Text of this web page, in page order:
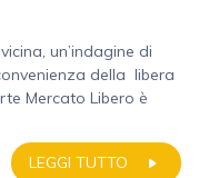
un’indagine di
della libera
Mercato Libero è
LEGGI TUTTO